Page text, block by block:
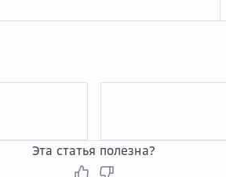
Эта статья полезна?